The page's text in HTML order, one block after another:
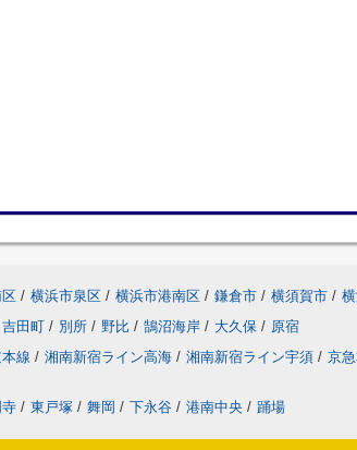
/ 横浜市泉区 / 横浜市港南区 / 鎌倉市 / 横須賀市 /
吉田町 / 別所 / 野比 / 鵠沼海岸 / 大久保 / 原宿
線 / 湘南新宿ライン高海 / 湘南新宿ライン宇須 / 京
/ 東戸塚 / 舞岡 / 下永谷 / 港南中央 / 踊場